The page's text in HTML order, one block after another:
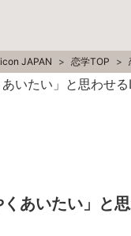
JAPAN 恋学TOP
あいたい」と